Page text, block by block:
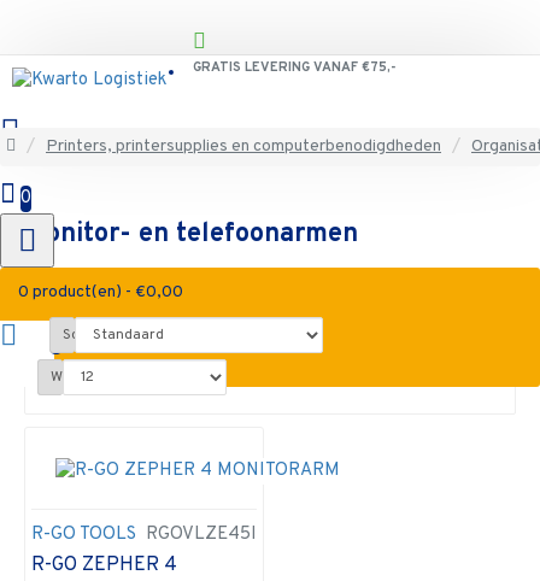
GRATIS LEVERING VANAF €75,-
0
0 product(en) - €0,00
Printers, printersupplies en computerbenodigdheden
Monitor- en telefoonarmen
Sorteren op:
Weergegeven:
R-GO TOOLS RGOVLZE45I
R-GO ZEPHER 4